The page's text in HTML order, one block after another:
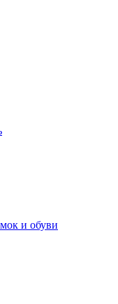
и обуви